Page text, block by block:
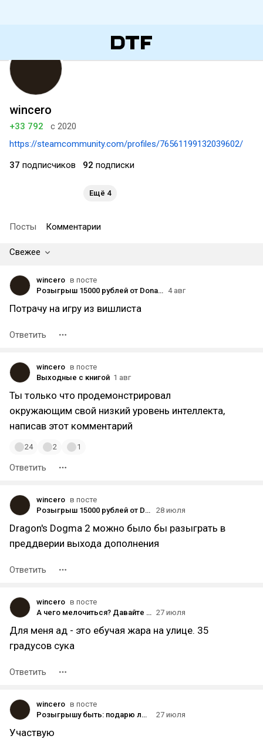
wincero
+33 792
с 2020
https://steamcommunity.com/profiles/76561199132039602/
37 подписчиков 92 подписки
Ещё 4
Посты Комментарии
Свежее
wincero в посте
Розыгрыш 15000 рублей от Donatov.net! (опять) 4 авг
Потрачу на игру из вишлиста
Ответить
wincero в посте
Выходные с книгой 1 авг
Ты только что продемонстрировал
окружающим свой низкий уровень интеллекта,
написав этот комментарий
24 2 1
Ответить
wincero в посте
Розыгрыш 15000 рублей от Donatov.net!
28 июля
Dragon's Dogma 2 можно было бы разыграть в
преддверии выхода дополнения
Ответить
wincero в посте
А чего мелочиться? Давайте разыграю Hell is Us [ЗАВЕРШЕН] 27 июля
Для меня ад - это ебучая жара на улице. 35
градусов сука
Ответить
wincero в посте
Розыгрышу быть: подарю любую игру до 1000р в steam одному счастливчику!
27 июля
Участвую